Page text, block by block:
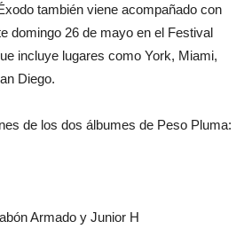
también viene acompañado con
domingo 26 de mayo en el Festival
incluye lugares como York, Miami,
Diego.
de los dos álbumes de Peso Pluma:
Armado y Junior H